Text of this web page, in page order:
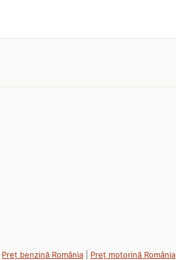
Preț benzină România Preț motorină România